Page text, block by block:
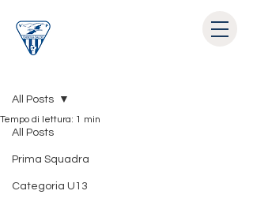
All Posts
Prima Squadra
Categoria U13
All Posts
Tempo di lettura: 1 min